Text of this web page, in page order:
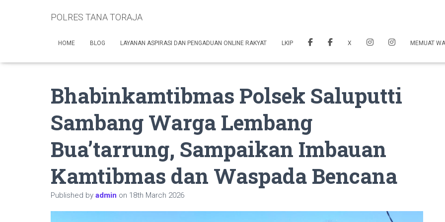
POLRES TANA TORAJA
HOME BLOG LAYANAN ASPIRASI DAN PENGADUAN ONLINE RAKYAT LKIP X MEMUAT
Bhabinkamtibmas Polsek Saluputti
Sambang Warga Lembang
Bua’tarrung, Sampaikan Imbauan
Kamtibmas dan Waspada Bencana
Published by admin on 18th March 2026